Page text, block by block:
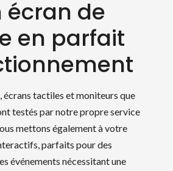
écran de
en parfait
écrans tactiles et moniteurs que
testés par notre propre service
mettons également à votre
parfaits pour des
événements nécessitant une